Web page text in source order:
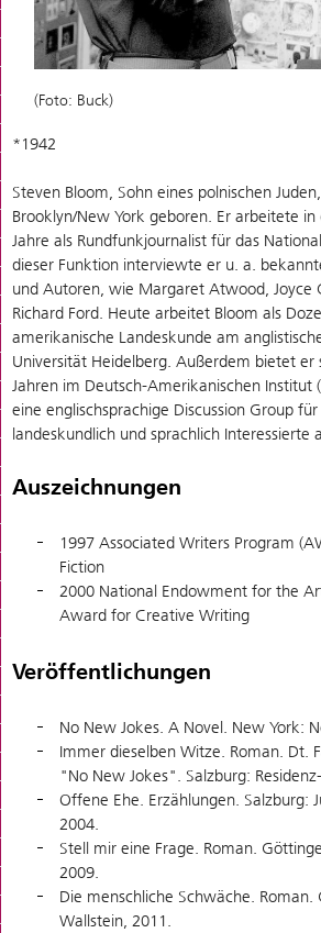
(Foto: Buck)
*1942
Steven Bloom, Sohn eines polnischen
Brooklyn/New York geboren. Er arbeitete in
Jahre als Rundfunkjournalist für das
dieser Funktion interviewte er u. a.
und Autoren, wie Margaret Atwood, Joyce
Richard Ford. Heute arbeitet Bloom als
amerikanische Landeskunde am
Universität Heidelberg. Außerdem bietet er
Jahren im Deutsch-Amerikanischen Institut
eine englischsprachige Discussion Group
landeskundlich und sprachlich Interessierte
Auszeichnungen
1997 Associated Writers Program
Fiction
2000 National Endowment for the
Award for Creative Writing
Veröffentlichungen
No New Jokes. A Novel. New York:
Immer dieselben Witze. Roman. Dt.
"No New Jokes". Salzburg:
Offene Ehe. Erzählungen. Salzburg:
2004.
Stell mir eine Frage. Roman.
2009.
Die menschliche Schwäche. Roman.
Wallstein, 2011.